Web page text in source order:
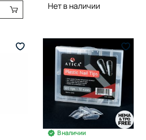
Нет в наличии
В наличии